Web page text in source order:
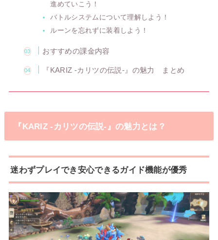
進めていこう！
バトルシステムについて理解しよう！
ルーンを忘れずに装着しよう！
おすすめの課金内容
『KARIZ -カリツの伝説-』の魅力 まとめ
『KARIZ -カリツの伝説-』の魅力とは？
迷わずプレイでき安心できるガイド機能が優秀